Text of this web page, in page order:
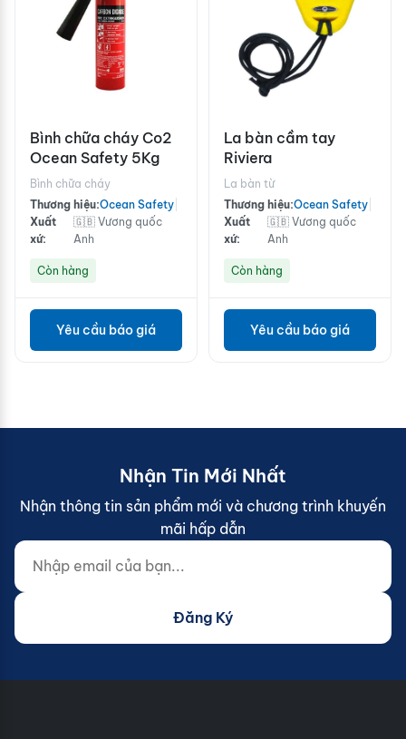
Bình chữa cháy Co2
Ocean Safety 5Kg
Bình chữa cháy
Thương hiệu:Ocean Safety
Xuất
xứ:
🇬🇧 Vương quốc
Anh
Còn hàng
Yêu cầu báo giá
La bàn cầm tay
Riviera
La bàn từ
Thương hiệu:Ocean Safety
Xuất
xứ:
🇬🇧 Vương quốc
Anh
Còn hàng
Yêu cầu báo giá
Nhận Tin Mới Nhất
Nhận thông tin sản phẩm mới và chương trình khuyến
mãi hấp dẫn
Nhập email của bạn...
Website (do not fill)
Đăng Ký